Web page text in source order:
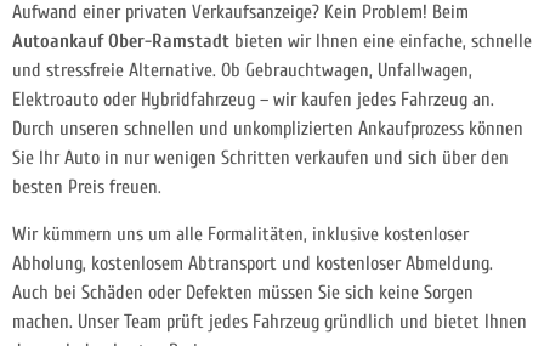
Aufwand einer privaten Verkaufsanzeige? Kein Problem! Beim
Autoankauf Ober-Ramstadt bieten wir Ihnen eine einfache, schnelle
und stressfreie Alternative. Ob Gebrauchtwagen, Unfallwagen,
Elektroauto oder Hybridfahrzeug – wir kaufen jedes Fahrzeug an.
Durch unseren schnellen und unkomplizierten Ankaufprozess können
Sie Ihr Auto in nur wenigen Schritten verkaufen und sich über den
besten Preis freuen.
Wir kümmern uns um alle Formalitäten, inklusive kostenloser
Abholung, kostenlosem Abtransport und kostenloser Abmeldung.
Auch bei Schäden oder Defekten müssen Sie sich keine Sorgen
machen. Unser Team prüft jedes Fahrzeug gründlich und bietet Ihnen